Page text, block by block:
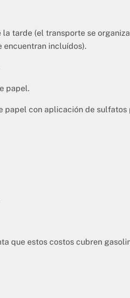
tarde (el transporte se
encuentran incluídos).
papel.
papel con aplicación de sulfatos
que estos costos cubren